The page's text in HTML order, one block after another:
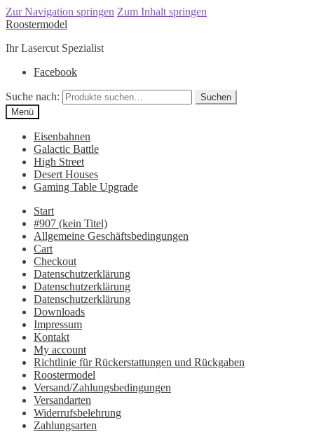
Zur Navigation springen Zum Inhalt springen
Roostermodel
Ihr Lasercut Spezialist
Facebook
Suche nach:
Suchen
Menü
Eisenbahnen
Galactic Battle
High Street
Desert Houses
Gaming Table Upgrade
Start
#907 (kein Titel)
Allgemeine Geschäftsbedingungen
Cart
Checkout
Datenschutzerklärung
Datenschutzerklärung
Datenschutzerklärung
Downloads
Impressum
Kontakt
My account
Richtlinie für Rückerstattungen und Rückgaben
Roostermodel
Versand/Zahlungsbedingungen
Versandarten
Widerrufsbelehrung
Zahlungsarten